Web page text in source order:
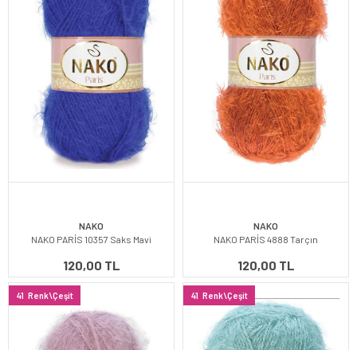
NAKO
NAKO PARİS 10357 Saks Mavi
120,00 TL
NAKO
NAKO PARİS 4888 Tarçın
120,00 TL
41 Renk\Çeşit 41 Renk\Çeşit